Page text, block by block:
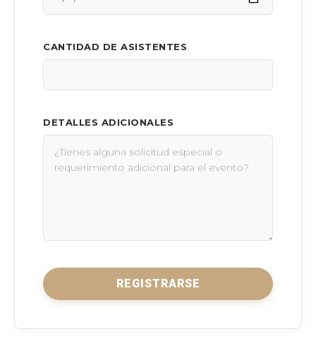
CANTIDAD DE ASISTENTES
DETALLES ADICIONALES
REGISTRARSE